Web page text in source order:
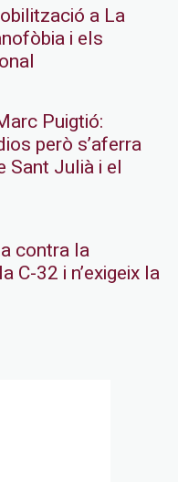
a La
i els
Puigtió:
però s’aferra
Sant Julià i el
contra la
C-32 i n’exigeix la